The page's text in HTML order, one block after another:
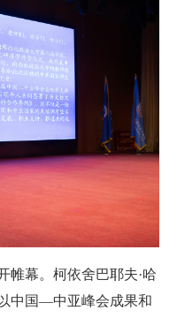
帷幕。柯依舍巴耶夫·哈
中国—中亚峰会成果和